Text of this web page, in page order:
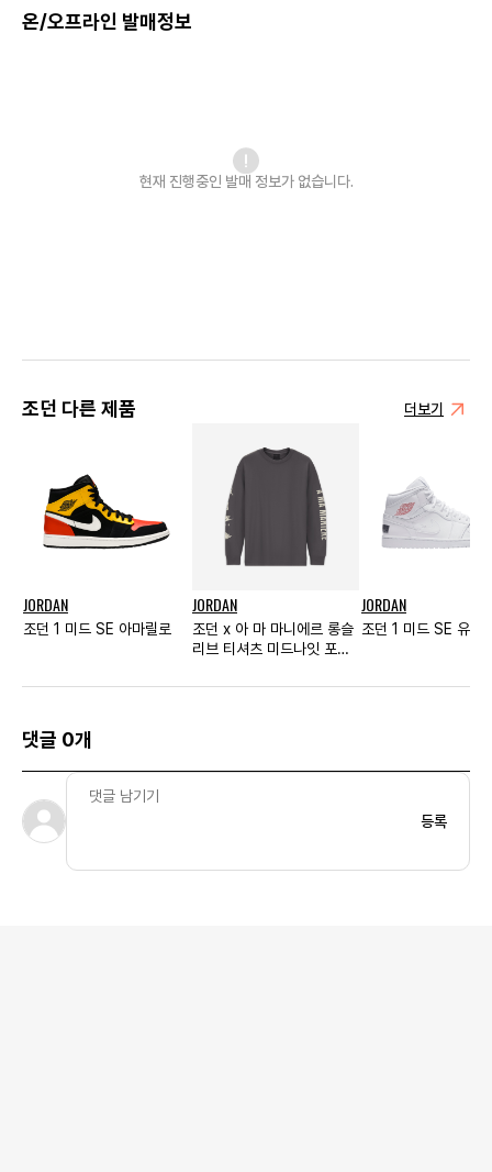
온/오프라인 발매정보
현재 진행중인 발매 정보가 없습니다.
조던 다른 제품 더보기
JORDAN
조던 1 미드 SE 아마릴로
JORDAN
조던 x 아 마 마니에르 롱슬
리브 티셔츠 미드나잇 포그
JORDAN
조던 1 미드 SE 유로
댓글 0개
등록